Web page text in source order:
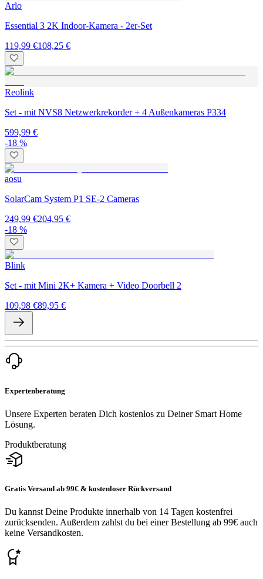
Arlo
Essential 3 2K Indoor-Kamera - 2er-Set
119,99 €108,25 €
Reolink
Set - mit NVS8 Netzwerkrekorder + 4 Außenkameras P334
599,99 €
-18 %
aosu
SolarCam System P1 SE-2 Cameras
249,99 €204,95 €
-18 %
Blink
Set - mit Mini 2K+ Kamera + Video Doorbell 2
109,98 €89,95 €
Expertenberatung
Unsere Experten beraten Dich kostenlos zu Deiner Smart Home
Lösung.
Produktberatung
Gratis Versand ab 99€ & kostenloser Rückversand
Du kannst Deine Produkte innerhalb von 14 Tagen kostenfrei
zurücksenden. Außerdem zahlst du bei einer Bestellung ab 99€ auch
keine Versandkosten.